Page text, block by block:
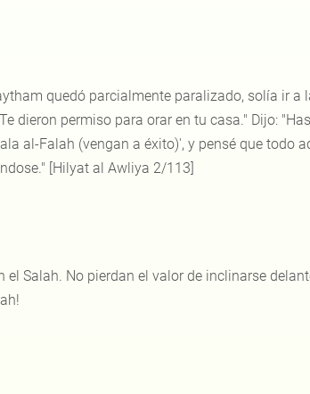
quedó parcialmente paralizado, solía ir
dieron permiso para orar en tu casa." Dijo:
al-Falah (vengan a éxito)', y pensé que todo
[Hilyat al Awliya 2/113]
el Salah. No pierdan el valor de inclinarse